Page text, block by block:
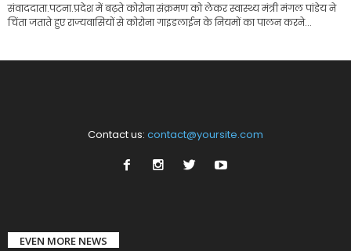
संवाददाता.पटना.प्रदेश में बढ़ते कोरोना संक्रमण को लेकर स्वास्थ्य मंत्री मंगल पांडेय ने
चिंता जताते हुए राज्यवासियों से कोरोना गाइडलाईन के नियमों का पालन करने...
Contact us: contact@yoursite.com
EVEN MORE NEWS